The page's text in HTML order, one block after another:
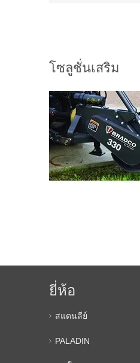
โซลูชั่นเสริม
ยี่ห้อ
สแตนลีย์
PALADIN